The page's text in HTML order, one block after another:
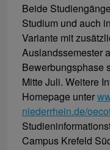
Beide
Studium und auch
Variante mit
Auslandssemester
Bewerbungsphase
Mitte Juli. Weitere
Homepage unter
niederrhein.de/
Campus Krefeld